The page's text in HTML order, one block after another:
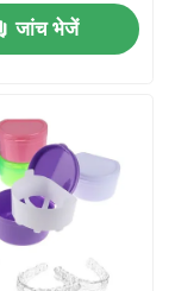
जांच भेजें